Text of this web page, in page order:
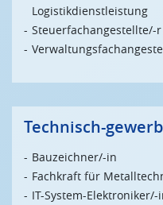
Logistikdienstleistung
Steuerfachangestellte/-r
Technisch-
Bauzeichner/-in
Fachkraft für
IT-System-Elektroniker/-